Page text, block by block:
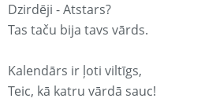
Dzirdēji - Atstars?
Tas taču bija tavs vārds.
Kalendārs ir ļoti viltīgs,
Teic, kā katru vārdā sauc!